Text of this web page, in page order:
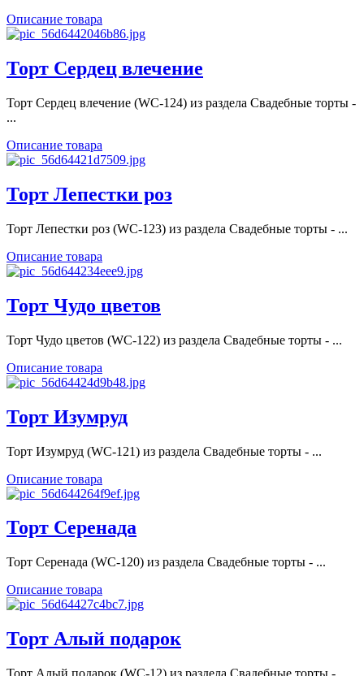
Описание товара
Торт Сердец влечение
Торт Сердец влечение (WC-124) из раздела Свадебные торты -
...
Описание товара
Торт Лепестки роз
Торт Лепестки роз (WC-123) из раздела Свадебные торты - ...
Описание товара
Торт Чудо цветов
Торт Чудо цветов (WC-122) из раздела Свадебные торты - ...
Описание товара
Торт Изумруд
Торт Изумруд (WC-121) из раздела Свадебные торты - ...
Описание товара
Торт Серенада
Торт Серенада (WC-120) из раздела Свадебные торты - ...
Описание товара
Торт Алый подарок